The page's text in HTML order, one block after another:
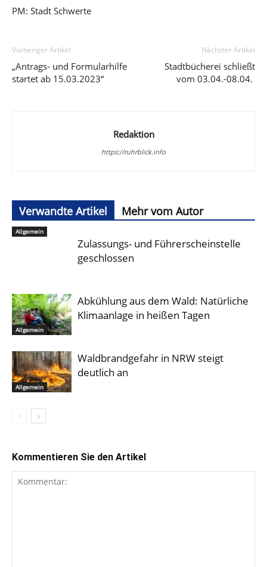
PM: Stadt Schwerte
Vorheriger Artikel
„Antrags- und Formularhilfe
startet ab 15.03.2023“
Nächster Artikel
Stadtbücherei schließt
vom 03.04.-08.04.
Redaktion
https://ruhrblick.info
Verwandte Artikel Mehr vom Autor
Allgemein
Zulassungs- und Führerscheinstelle
geschlossen
Allgemein
Abkühlung aus dem Wald: Natürliche
Klimaanlage in heißen Tagen
Allgemein
Waldbrandgefahr in NRW steigt
deutlich an
Kommentieren Sie den Artikel